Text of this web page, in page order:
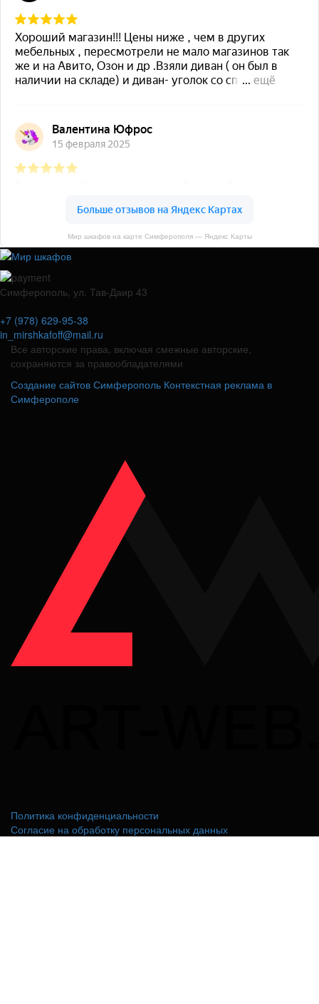
Мир шкафов на карте Симферополя — Яндекс Карты
Симферополь, ул. Тав-Даир 43
+7 (978) 629-95-38
in_mirshkafoff@mail.ru
Все авторские права, включая смежные авторские,
сохраняются за правообладателями
Создание сайтов Симферополь Контекстная реклама в
Симферополе
Политика конфиденциальности
Согласие на обработку персональных данных